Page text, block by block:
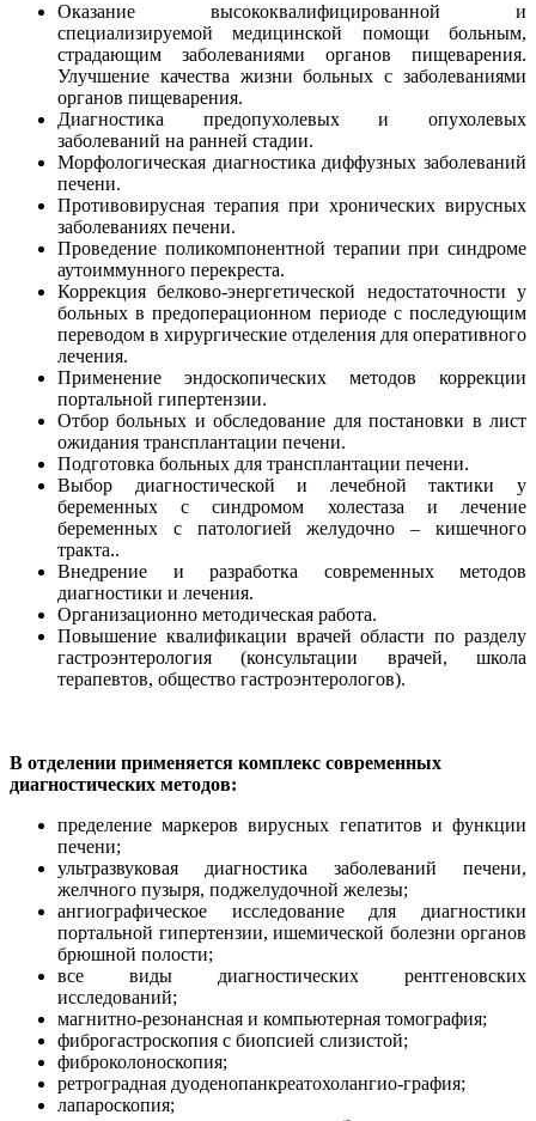
Оказание высококвалифицированной и
специализируемой медицинской помощи больным,
страдающим заболеваниями органов пищеварения.
Улучшение качества жизни больных с заболеваниями
органов пищеварения.
Диагностика предопухолевых и опухолевых
заболеваний на ранней стадии.
Морфологическая диагностика диффузных заболеваний
печени.
Противовирусная терапия при хронических вирусных
заболеваниях печени.
Проведение поликомпонентной терапии при синдроме
аутоиммунного перекреста.
Коррекция белково-энергетической недостаточности у
больных в предоперационном периоде с последующим
переводом в хирургические отделения для оперативного
лечения.
Применение эндоскопических методов коррекции
портальной гипертензии.
Отбор больных и обследование для постановки в лист
ожидания трансплантации печени.
Подготовка больных для трансплантации печени.
Выбор диагностической и лечебной тактики у
беременных с синдромом холестаза и лечение
беременных с патологией желудочно – кишечного
тракта..
Внедрение и разработка современных методов
диагностики и лечения.
Организационно методическая работа.
Повышение квалификации врачей области по разделу
гастроэнтерология (консультации врачей, школа
терапевтов, общество гастроэнтерологов).
В отделении применяется комплекс современных
диагностических методов:
пределение маркеров вирусных гепатитов и функции
печени;
ультразвуковая диагностика заболеваний печени,
желчного пузыря, поджелудочной железы;
ангиографическое исследование для диагностики
портальной гипертензии, ишемической болезни органов
брюшной полости;
все виды диагностических рентгеновских
исследований;
магнитно-резонансная и компьютерная томография;
фиброгастроскопия с биопсией слизистой;
фиброколоноскопия;
ретроградная дуоденопанкреатохолангио-графия;
лапароскопия;